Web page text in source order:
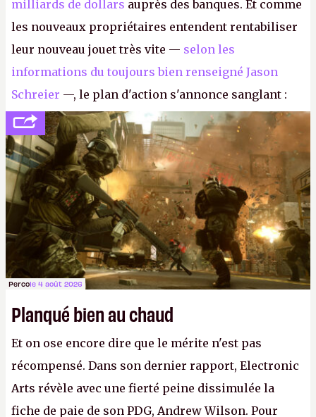
milliards de dollars auprès des banques. Et comme
les nouveaux propriétaires entendent rentabiliser
leur nouveau jouet très vite — selon les
informations du toujours bien renseigné Jason
Schreier —, le plan d'action s'annonce sanglant :
réductions de coûts drastiques, fermetures de
studios et licenciements massifs. En gros, essorer
FCetBattlefield, puis virer le reste.P.
Percole 4 août 2026
Planqué bien au chaud
Et on ose encore dire que le mérite n'est pas
récompensé. Dans son dernier rapport, Electronic
Arts révèle avec une fierté peine dissimulée la
fiche de paie de son PDG, Andrew Wilson. Pour